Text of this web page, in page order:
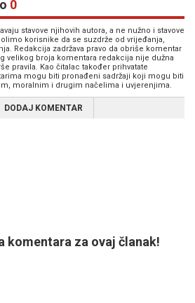
0
stavove njihovih autora, a ne nužno i stavove
korisnike da se suzdrže od vrijeđanja,
Redakcija zadržava pravo da obriše komentar
velikog broja komentara redakcija nije dužna
pravila. Kao čitalac također prihvatate
mogu biti pronađeni sadržaji koji mogu biti
moralnim i drugim načelima i uvjerenjima.
DODAJ KOMENTAR
komentara za ovaj članak!